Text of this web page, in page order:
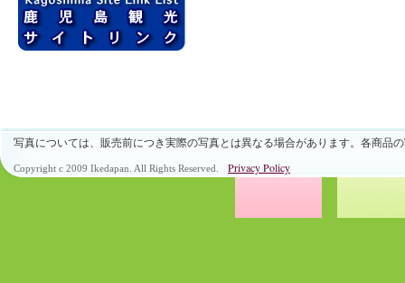
写真については、販売前につき実際の写真とは異なる場合があります。各商品
Copyright c 2009 Ikedapan. All Rights Reserved. Privacy Policy